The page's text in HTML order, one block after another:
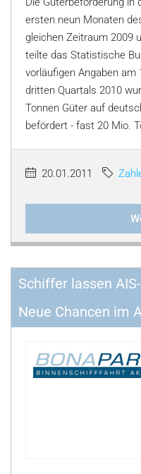
ersten neun Monaten
gleichen Zeitraum 2009
teilte das Statistische
vorläufigen Angaben
dritten Quartals 2010
Tonnen Güter auf
befördert - fast 20 Mio.
20.01.2011
Schiffer lassen
Neue Chancen im